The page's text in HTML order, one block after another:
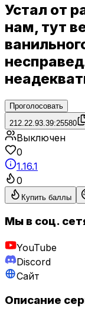
Устал от
нам, тут
Проголосовать
212.22.93.39:25580
Выключен
0
1.16.1
0
Купить баллы
Мы в соц.
YouTube
Discord
Сайт
Описание